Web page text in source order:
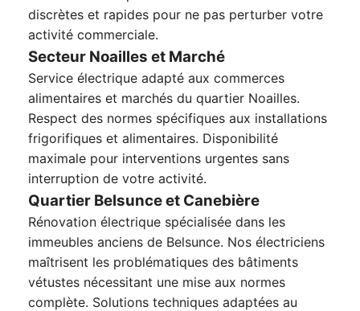
discrètes et rapides pour ne pas perturber votre
activité commerciale.
Secteur Noailles et Marché
Service électrique adapté aux commerces
alimentaires et marchés du quartier Noailles.
Respect des normes spécifiques aux installations
frigorifiques et alimentaires. Disponibilité
maximale pour interventions urgentes sans
interruption de votre activité.
Quartier Belsunce et Canebière
Rénovation électrique spécialisée dans les
immeubles anciens de Belsunce. Nos électriciens
maîtrisent les problématiques des bâtiments
vétustes nécessitant une mise aux normes
complète. Solutions techniques adaptées au